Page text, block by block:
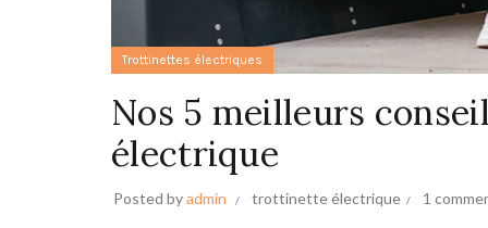
Trottinettes électriques
Nos 5 meilleurs
électrique
Posted byadmin trottinette électrique 1